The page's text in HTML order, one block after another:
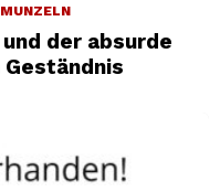
der absurde